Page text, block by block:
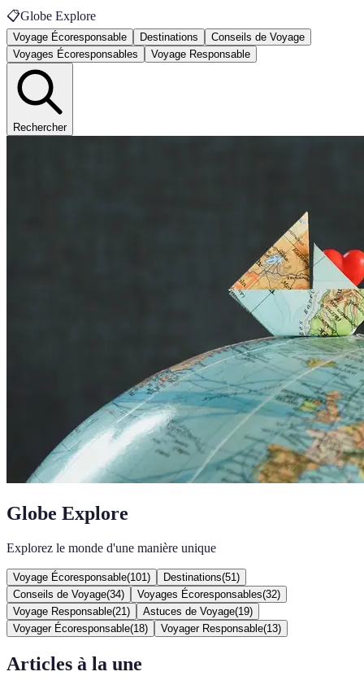
📋Globe Explore
Voyage Écoresponsable Destinations
Conseils de Voyage
Voyages Écoresponsables
Voyage Responsable
Rechercher
Globe Explore
Explorez le monde d'une manière unique
Voyage Écoresponsable(101 ) Destinations(51 )
Conseils de Voyage(34) Voyages Écoresponsables(32)
Voyage Responsable(21 ) Astuces de Voyage(19)
Voyager Écoresponsable(18) Voyager Responsable(13)
Articles à la une